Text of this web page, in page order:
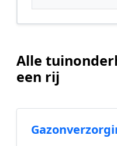
Alle
een rij